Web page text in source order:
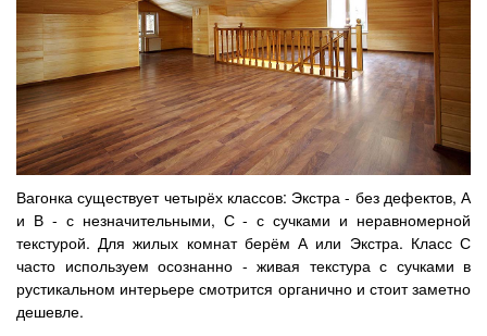
Вагонка существует четырёх классов: Экстра - без дефектов, А
и В - с незначительными, С - с сучками и неравномерной
текстурой. Для жилых комнат берём А или Экстра. Класс С
часто используем осознанно - живая текстура с сучками в
рустикальном интерьере смотрится органично и стоит заметно
дешевле.